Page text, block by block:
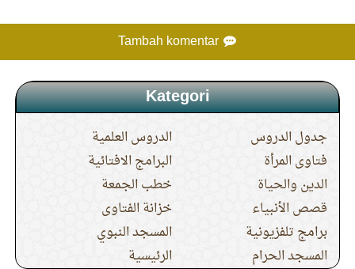
Tambah komentar
Kategori
جدول الدروس
الدروس العلمية
فتاوى المرأة
البرامج الافتائية
الدين والحياة
خطب الجمعة
قصص الأنبياء
خزانة الفتاوى
برامج تلفزيونية
المسجد النبوي
المسجد الحرام
الرئيسية